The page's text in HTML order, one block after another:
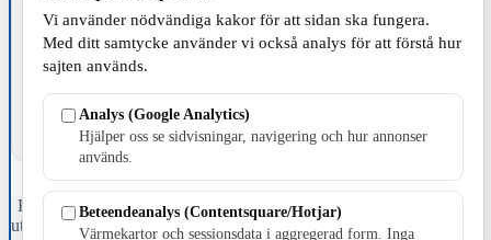
TILLVERKNING
Fristående webbtidningsföretag grundat 1991 som sedan 2002 ger
ut tidningen Skillingaryd.nu och 2010 lanserades Värnamo.nu. Från
Vi använder nödvändiga kakor för att sidan ska fungera.
Med ditt samtycke använder vi också analys för att förstå hur
sajten används.
Analys (Google Analytics)
Hjälper oss se sidvisningar, navigering och hur annonser
används.
Beteendeanalys (Contentsquare/Hotjar)
Värmekartor och sessionsdata i aggregerad form. Inga